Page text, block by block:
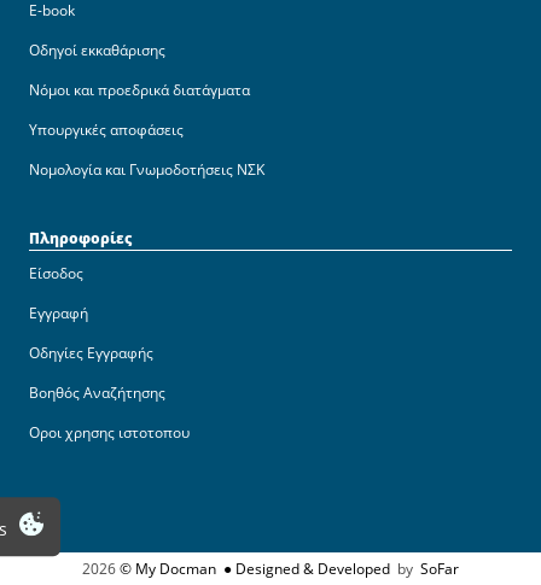
E-book
Οδηγοί εκκαθάρισης
Νόμοι και προεδρικά διατάγματα
Υπουργικές αποφάσεις
Νομολογία και Γνωμοδοτήσεις ΝΣΚ
Πληροφορίες
Είσοδος
Εγγραφή
Οδηγίες Εγγραφής
Βοηθός Αναζήτησης
Οροι χρησης ιστοτοπου
2026© My Docman ● Designed & Developed by SoFar